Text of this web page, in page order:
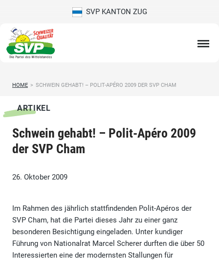
SVP KANTON ZUG
HOME > SCHWEIN GEHABT! – POLIT-APÉRO 2009 DER SVP CHAM
ARTIKEL
Schwein gehabt! – Polit-Apéro 2009
der SVP Cham
26. Oktober 2009
Im Rahmen des jährlich stattfindenden Polit-Apéros der
SVP Cham, hat die Partei dieses Jahr zu einer ganz
besonderen Besichtigung eingeladen. Unter kundiger
Führung von Nationalrat Marcel Scherer durften die über 50
Interessierten eine der modernsten Stallungen für